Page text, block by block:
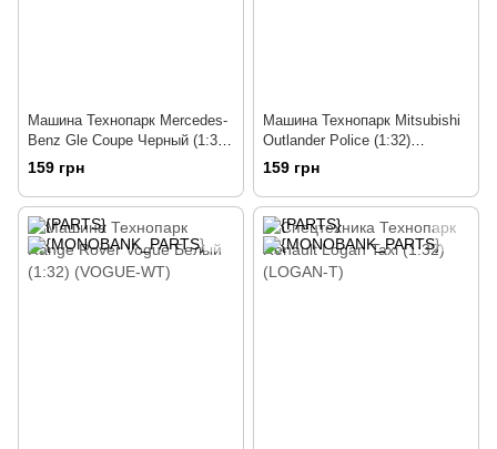
Машина Технопарк Mercedes-
Benz Gle Coupe Черный (1:32)
(GLE-COUPE-BE)
159 грн
Машина Технопарк Mitsubishi
Outlander Police (1:32)
(OUTLANDER-POLICE)
159 грн